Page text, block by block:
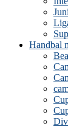
Handbal